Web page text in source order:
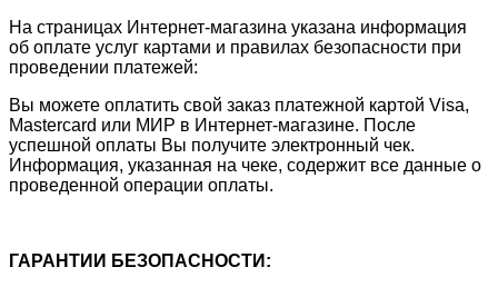
На страницах Интернет-магазина указана информация
об оплате услуг картами и правилах безопасности при
проведении платежей:
Вы можете оплатить свой заказ платежной картой Visa,
Mastercard или МИР в Интернет-магазине. После
успешной оплаты Вы получите электронный чек.
Информация, указанная на чеке, содержит все данные о
проведенной операции оплаты.
ГАРАНТИИ БЕЗОПАСНОСТИ: